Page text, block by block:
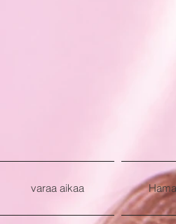
varaa aikaa